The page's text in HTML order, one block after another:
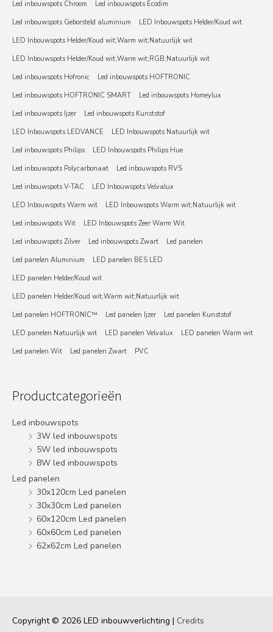
Led inbouwspots Chroom
Led inbouwspots Ecodim
Led inbouwspots Geborsteld aluminium
LED Inbouwspots Helder/Koud wit
LED Inbouwspots Helder/Koud wit;Warm wit;Natuurlijk wit
LED Inbouwspots Helder/Koud wit;Warm wit;RGB;Natuurlijk wit
Led inbouwspots Hofronic
Led inbouwspots HOFTRONIC
Led inbouwspots HOFTRONIC SMART
Led inbouwspots Homeylux
Led inbouwspots Ijzer
Led inbouwspots Kunststof
LED Inbouwspots LEDVANCE
LED Inbouwspots Natuurlijk wit
Led inbouwspots Philips
LED Inbouwspots Philips Hue
Led inbouwspots Polycarbonaat
Led inbouwspots RVS
Led inbouwspots V-TAC
LED Inbouwspots Velvalux
LED Inbouwspots Warm wit
LED Inbouwspots Warm wit;Natuurlijk wit
Led inbouwspots Wit
LED Inbouwspots Zeer Warm Wit
Led inbouwspots Zilver
Led inbouwspots Zwart
Led panelen
Led panelen Aluminium
LED panelen BES LED
LED panelen Helder/Koud wit
LED panelen Helder/Koud wit;Warm wit;Natuurlijk wit
Led panelen HOFTRONIC™
Led panelen Ijzer
Led panelen Kunststof
LED panelen Natuurlijk wit
LED panelen Velvalux
LED panelen Warm wit
Led panelen Wit
Led panelen Zwart PVC
Productcategorieën
Led inbouwspots
3W led inbouwspots
5W led inbouwspots
8W led inbouwspots
Led panelen
30x120cm Led panelen
30x30cm Led panelen
60x120cm Led panelen
60x60cm Led panelen
62x62cm Led panelen
Copyright © 2026 LED inbouwverlichting | Credits